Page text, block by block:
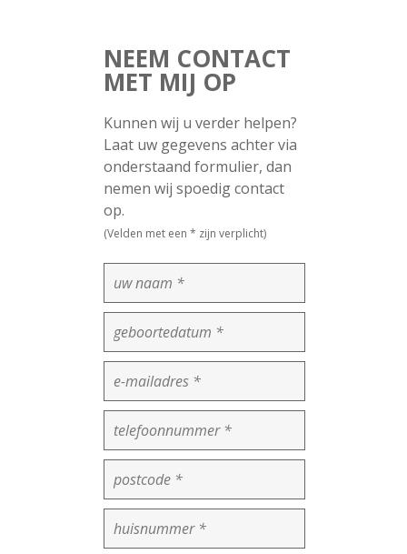
NEEM CONTACT
MET MIJ OP
Kunnen wij u verder helpen?
Laat uw gegevens achter via
onderstaand formulier, dan
nemen wij spoedig contact
op.
(Velden met een * zijn verplicht)